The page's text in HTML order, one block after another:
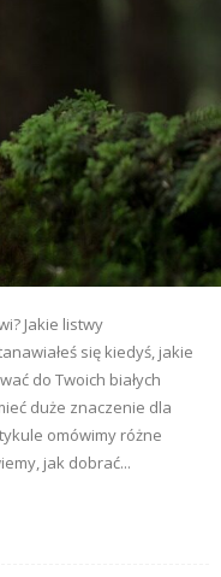
Jakie listwy
się kiedyś, jakie
do Twoich białych
duże znaczenie dla
omówimy różne
jak dobrać...